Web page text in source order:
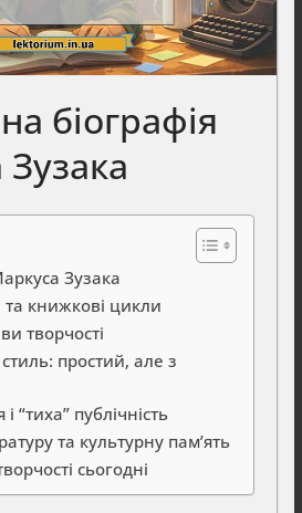
біографія
Зузака
та книжкові цикли
творчості
простий, але з
“тиха” публічність
та культурну пам’ять
сьогодні